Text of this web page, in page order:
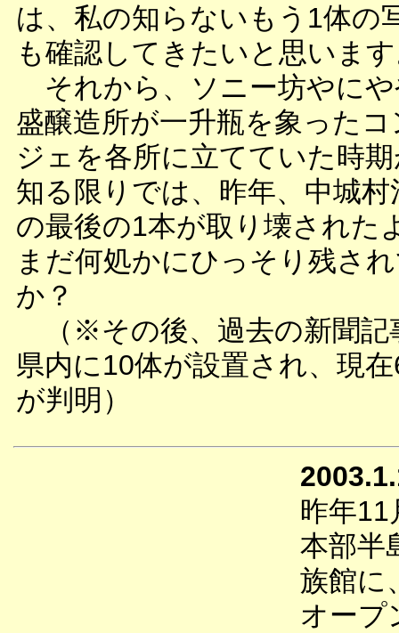
は、私の知らないもう1体の
も確認してきたいと思いま
それから、ソニー坊やに
盛醸造所が一升瓶を象った
ジェを各所に立てていた時
知る限りでは、昨年、中城
の最後の1本が取り壊された
まだ何処かにひっそり残さ
か？
（※その後、過去の新聞記
県内に10体が設置され、現
が判明）
昨年
本部半
族館に
オープ